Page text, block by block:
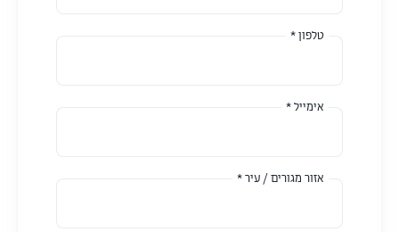
טלפון *
אימייל *
אזור מגורים / עיר *